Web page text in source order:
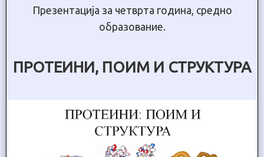
Презентација за четврта година, средно
образование.
ПРОТЕИНИ, ПОИМ И СТРУКТУРА